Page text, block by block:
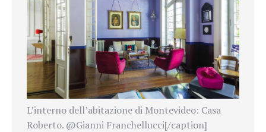
L’interno dell’abitazione di Montevideo: Casa
Roberto. @Gianni Franchellucci[/caption]